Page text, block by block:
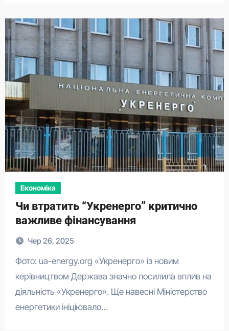
Економіка
Чи втратить “Укренерго” критично
важливе фінансування
Чер 26, 2025
Фото: ua-energy.org «Укренерго» із новим
керівництвом Держава значно посилила вплив на
діяльність «Укренерго». Ще навесні Міністерство
енергетики ініціювало…